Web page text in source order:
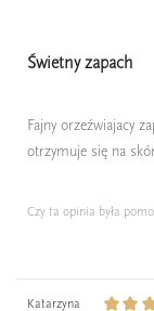
Świetny zapach
Fajny orzeźwiajacy
otrzymuje się na
Czy ta opinia była
Katarzyna